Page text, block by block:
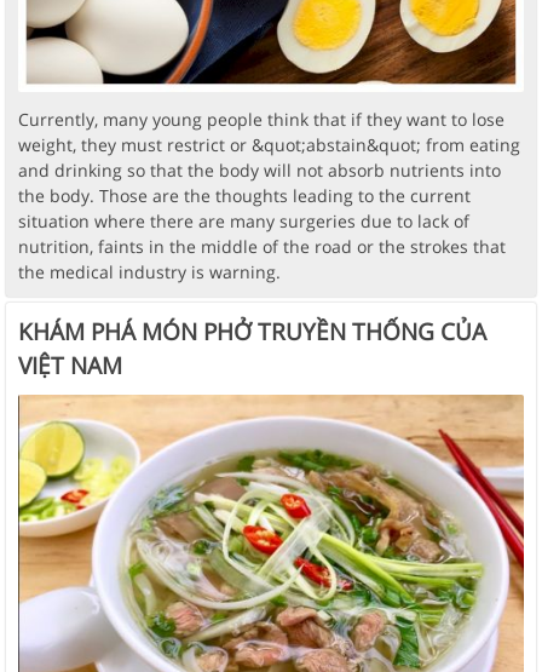
Currently, many young people think that if they want to lose
weight, they must restrict or &quot;abstain&quot; from eating
and drinking so that the body will not absorb nutrients into
the body. Those are the thoughts leading to the current
situation where there are many surgeries due to lack of
nutrition, faints in the middle of the road or the strokes that
the medical industry is warning.
KHÁM PHÁ MÓN PHỞ TRUYỀN THỐNG CỦA
VIỆT NAM